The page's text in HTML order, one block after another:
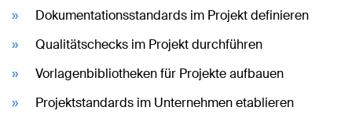
Dokumentationsstandards im Projekt definieren
Qualitätschecks im Projekt durchführen
Vorlagenbibliotheken für Projekte aufbauen
Projektstandards im Unternehmen etablieren